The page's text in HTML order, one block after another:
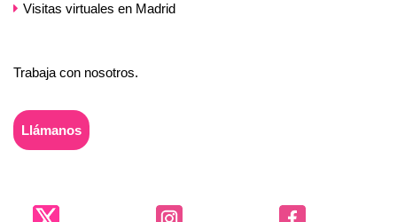
Visitas virtuales en Madrid
Trabaja con nosotros.
Llámanos